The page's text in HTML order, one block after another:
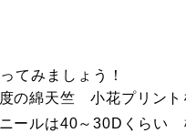
てみましょう！
の綿天竺 小花プリント
ールは40～30Dくらい